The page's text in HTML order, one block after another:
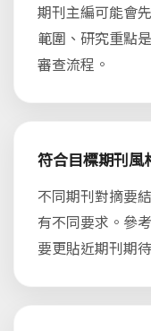
期刊主編可能會
範圍、研究重點
審查流程。
符合目標期刊風
不同期刊對摘要
有不同要求。參
要更貼近期刊期